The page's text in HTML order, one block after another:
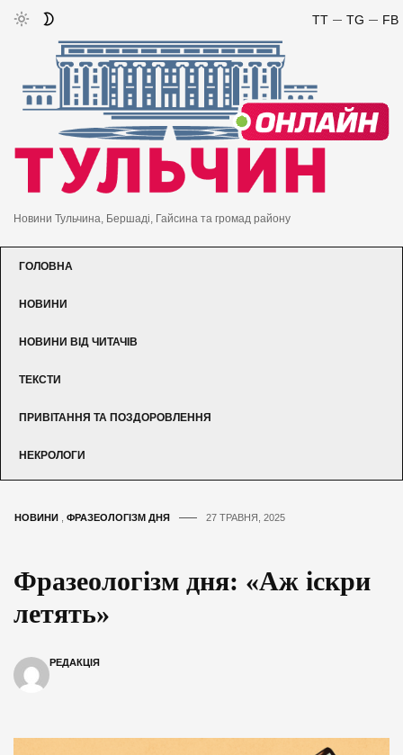
FB
TG
TT
Новини Тульчина, Бершаді, Гайсина та громад району
ГОЛОВНА
НОВИНИ
НОВИНИ ВІД ЧИТАЧІВ
ТЕКСТИ
ПРИВІТАННЯ ТА ПОЗДОРОВЛЕННЯ
НЕКРОЛОГИ
НОВИНИ ФРАЗЕОЛОГІЗМ ДНЯ 27 ТРАВНЯ, 2025
Фразеологізм дня: «Аж іскри
летять»
РЕДАКЦІЯ